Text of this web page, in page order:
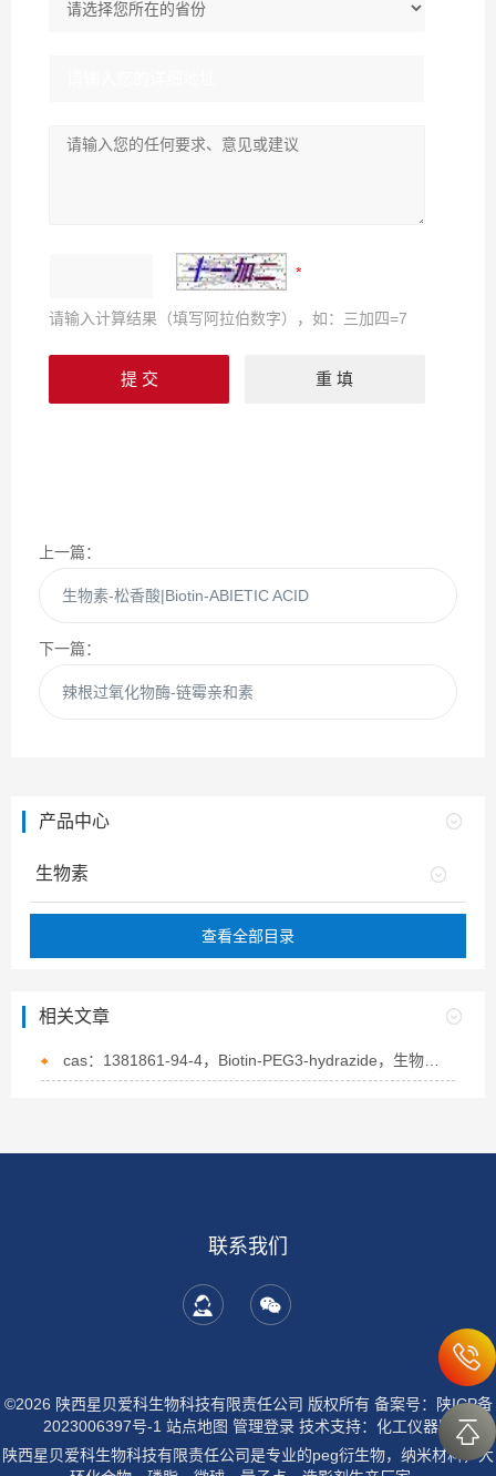
请输入计算结果（填写阿拉伯数字），如：三加四=7
上一篇：
生物素-松香酸|Biotin-ABIETIC ACID
下一篇：
辣根过氧化物酶-链霉亲和素
产品中心
生物素
查看全部目录
相关文章
联系我们
©2026 陕西星贝爱科生物科技有限责任公司 版权所有 备案号：陕ICP备
2023006397号-1 站点地图 管理登录技术支持： 化工仪器网
陕西星贝爱科生物科技有限责任公司是专业的peg衍生物，纳米材料，大